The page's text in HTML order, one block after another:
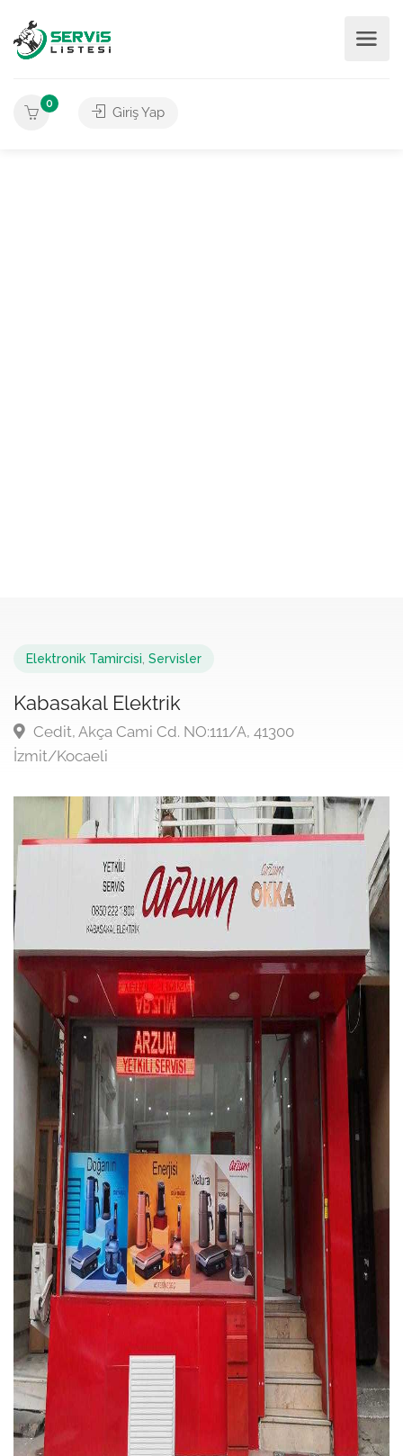
0
Giriş Yap
Elektronik Tamircisi Servisler
Kabasakal Elektrik
Cedit, Akça Cami Cd. NO:111/A, 41300
İzmit/Kocaeli